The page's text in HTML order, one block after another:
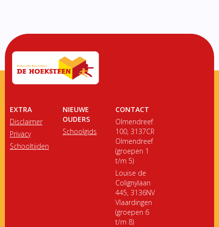
EXTRA
Disclaimer
Privacy
Schooltijden
NIEUWE
OUDERS
Schoolgids
CONTACT
Olmendreef
100, 3137CR
Olmendreef
(groepen 1
t/m 5)
Louise de
Colignylaan
445, 3136NV
Vlaardingen
(groepen 6
t/m 8)